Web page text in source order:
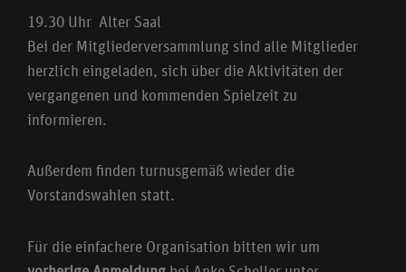
19.30 Uhr Alter Saal
Bei der Mitgliederversammlung sind alle Mitglieder
herzlich eingeladen, sich über die Aktivitäten der
vergangenen und kommenden Spielzeit zu
informieren.
Außerdem finden turnusgemäß wieder die
Vorstandswahlen statt.
Für die einfachere Organisation bitten wir um